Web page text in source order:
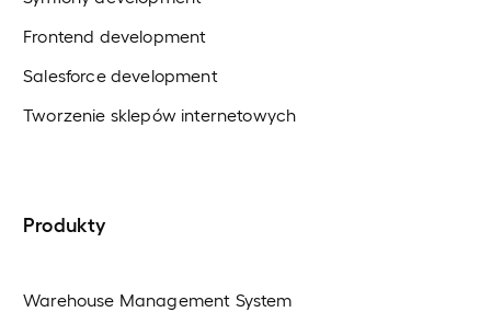
Frontend development
Salesforce development
Tworzenie sklepów internetowych
Produkty
Warehouse Management System